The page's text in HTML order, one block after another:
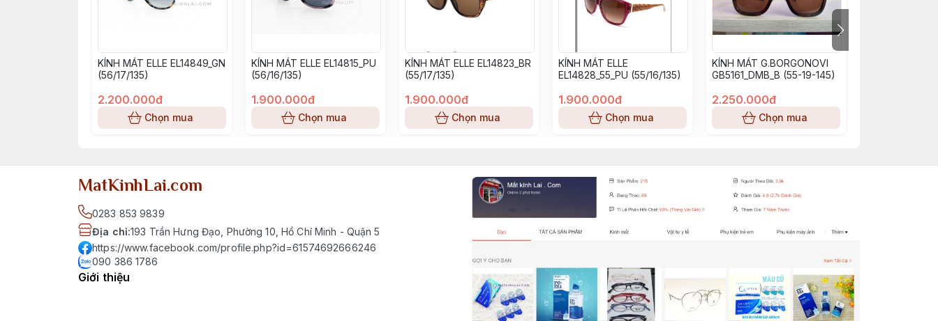
KÍNH MÁT ELLE EL14849_GN
(56/17/135)
2.200.000đ
Chọn mua
KÍNH MÁT ELLE EL14815_PU
(56/16/135)
1.900.000đ
Chọn mua
KÍNH MÁT ELLE EL14823_BR
(55/17/135)
1.900.000đ
Chọn mua
KÍNH MÁT ELLE
EL14828_55_PU (55/16/135)
1.900.000đ
Chọn mua
KÍNH MÁT G.BORGONOVI
GB5161_DMB_B (55-19-145)
2.250.000đ
Chọn mua
MatKinhLai.com
0283 853 9839
Địa chỉ:193 Trần Hưng Đạo, Phường 10, Hồ Chí Minh - Quận 5
https://www.facebook.com/profile.php?id=61574692666246
090 386 1786
Giới thiệu